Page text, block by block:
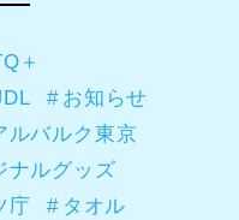
＋
お知らせ
ルバルク東京
ナルグッズ
庁
タオル